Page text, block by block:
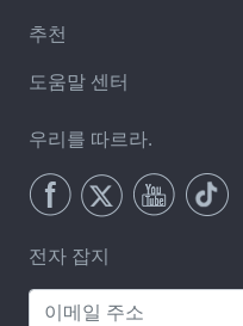
추천
도움말 센터
우리를 따르라.
전자 잡지